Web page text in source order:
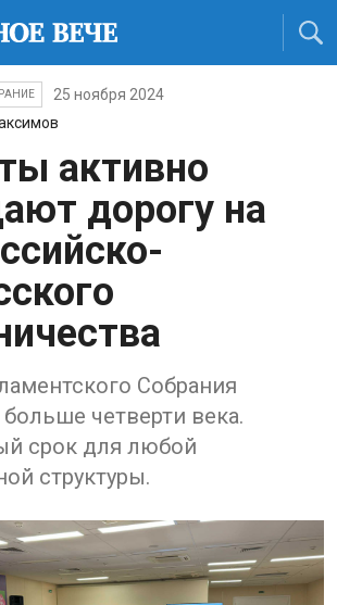
25 ноября 2024
активно
дорогу на
Собрания
четверти века.
срок для любой
структуры.